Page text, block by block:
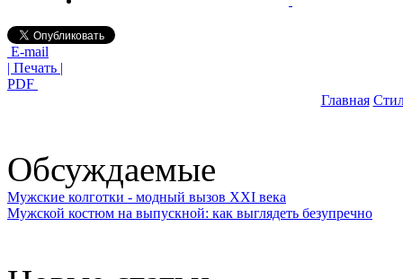
E-mail
| Печать |
PDF
Главная
Обсуждаемые
Мужские колготки - модный вызов XXI века
Мужской костюм на выпускной: как выглядеть безупречно